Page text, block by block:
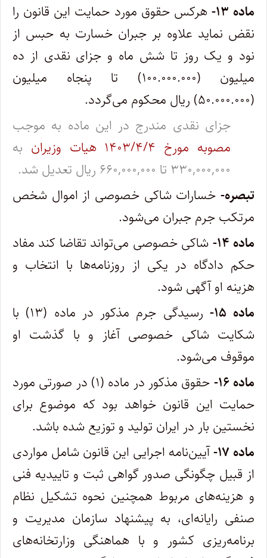
ماده ۱۳-
هرکس حقوق مورد حمایت این قانون را
نقض نماید علاوه بر جبران خسارت به حبس از
نود و یک روز تا شش ماه و جزای نقدی از ده
‌میلیون (۱۰۰.۰۰۰.۰۰۰) تا پنجاه میلیون
(۵۰.۰۰۰.۰۰۰) ریال محکوم می‌گردد.
جزای نقدی مندرج در این ماده به موجب
مصوبه مورخ ۱۴۰۳/۴/۴ هیات وزیران
به
۳۳۰,۰۰۰,۰۰۰ تا ۶۶۰,۰۰۰,۰۰۰ ریال تعدیل شد.
تبصره- خسارات شاکی خصوصی از اموال شخص
مرتکب جرم جبران می‌شود.
ماده ۱۴-
شاکی خصوصی می‌تواند تقاضا کند مفاد
حکم دادگاه در یکی از روزنامه‌ها با انتخاب و
هزینه او آگهی شود. ‌
ماده ۱۵-
رسیدگی جرم مذکور در ماده (۱۳) با
شکایت شاکی خصوصی آغاز و با گذشت او
موقوف می‌شود. ‌
ماده ۱۶-
حقوق مذکور در ماده (۱) در صورتی مورد
حمایت این قانون خواهد بود که موضوع برای
نخستین بار در ایران تولید و توزیع شده باشد.
ماده ۱۷-
آیین‌نامه اجرایی این قانون شامل مواردی
از قبیل چگونگی صدور گواهی ثبت و تاییدیه فنی
و هزینه‌های مربوط همچنین نحوه تشکیل ‌نظام
صنفی رایانه‌ای، به پیشنهاد سازمان مدیریت و
برنامه‌ریزی کشور و با هماهنگی وزارتخانه‌های